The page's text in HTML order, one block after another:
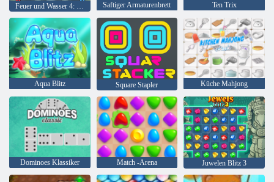
Saftiger Armaturenbrett Ten Trix
Aqua Blitz Square Stapler Küche Mahjong
Dominoes Klassiker Match -Arena Juwelen Blitz 3